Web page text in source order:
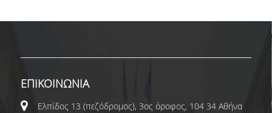
ΕΠΙΚΟΙΝΩΝΙΑ
Ελπίδος 13 (πεζόδρομος), 3ος όροφος, 104 34 Αθήνα